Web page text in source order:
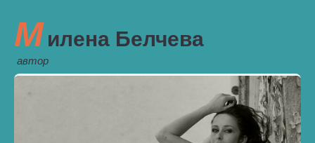
М илена Белчева
автор